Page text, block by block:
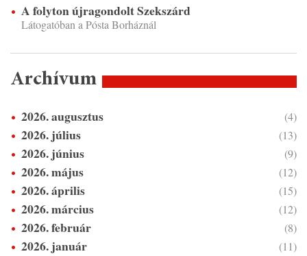
A folyton újragondolt Szekszárd
Látogatóban a Pósta Borháznál
Archívum
2026. augusztus (4)
2026. július (13)
2026. június (9)
2026. május (12)
2026. április (15)
2026. március (12)
2026. február (8)
2026. január (11)